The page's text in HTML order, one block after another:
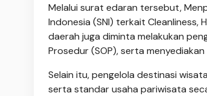
Melalui surat edaran tersebut,
Indonesia (SNI) terkait Cleanliness,
daerah juga diminta melakukan
Prosedur (SOP), serta
Selain itu, pengelola destinasi
serta standar usaha pariwisata